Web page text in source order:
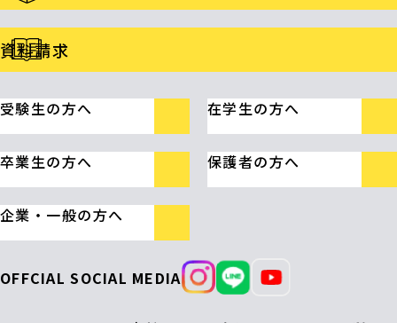
資料請求
受験生の方へ 在学生の方へ
卒業生の方へ 保護者の方へ
企業・一般の方へ
OFFCIAL SOCIAL MEDIA